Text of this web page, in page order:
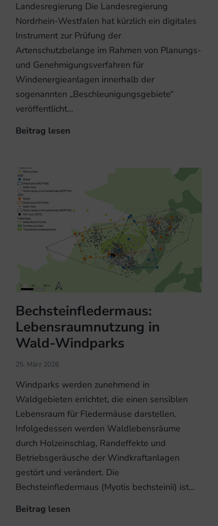
Landesregierung Die Landesregierung
Nordrhein-Westfalen hat kürzlich ein digitales
Instrument zur Prüfung der
Artenschutzbelange im Rahmen von Planungs-
und Genehmigungsverfahren für
Windenergieanlagen innerhalb der
sogenannten „Beschleunigungsgebiete“
veröffentlicht…
Beitrag lesen
beim
Windenergie
in
NRW?
Bechsteinfledermaus:
Lebensraumnutzung in
Wald-Windparks
25. März 2026
Windparks werden zunehmend in
Waldgebieten errichtet, die einen sensiblen
Lebensraum für Fledermäuse darstellen.
Infolgedessen werden Waldlebensräume
durch Holzeinschlag, Randeffekte und
Betriebsgeräusche der Windkraftanlagen
gestört und verändert. Die
Bechsteinfledermaus (Myotis bechsteinii) ist…
Beitrag lesen